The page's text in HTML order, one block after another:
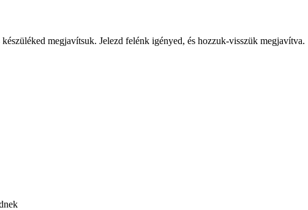
megjavítsuk. Jelezd felénk igényed, és hozzuk-visszük megjavítva.